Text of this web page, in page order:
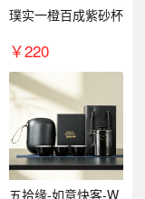
璞实一橙百成紫砂杯
￥220
五拾缘-如意快客-W